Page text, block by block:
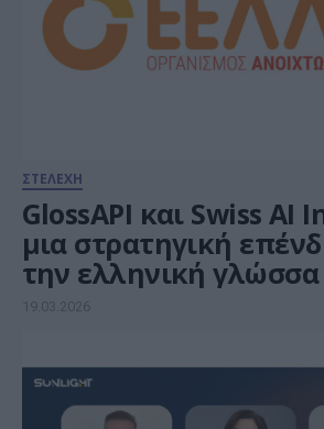
ΣΤΕΛΕΧΗ
GlossAPI και Swiss AI
μια στρατηγική
την ελληνική
δημόσια ψηφιακή
19.03.2026